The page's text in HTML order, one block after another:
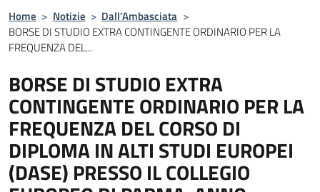
Home > Notizie > Dall’Ambasciata >
BORSE DI STUDIO EXTRA CONTINGENTE ORDINARIO PER LA
FREQUENZA DEL...
BORSE DI STUDIO EXTRA
CONTINGENTE ORDINARIO PER LA
FREQUENZA DEL CORSO DI
DIPLOMA IN ALTI STUDI EUROPEI
(DASE) PRESSO IL COLLEGIO